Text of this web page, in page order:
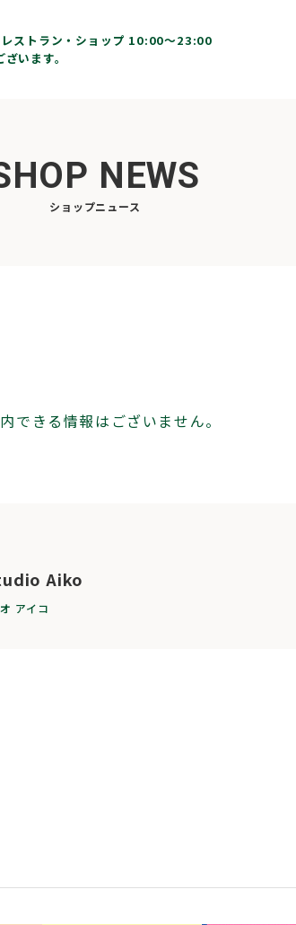
レストラン・ショップ 10:00～23:00
います。
NEWS
ショップニュース
できる情報はございません。
Aiko
アイコ